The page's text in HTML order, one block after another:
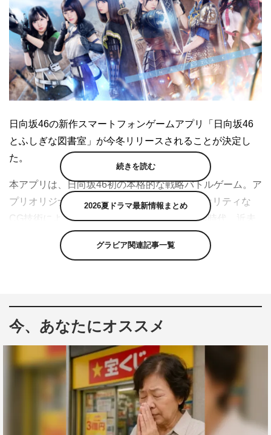
日向坂46の新作スマートフォンゲームアプリ「日向坂46
とふしぎな図書室」が今冬リリースされることが決定し
た。
本アプリは、日向坂46初の本格的な戦略バトルゲーム。ア
プリオリジナルのかわいい衣装から、ハイクオリティな
CG技術によって実現したファンタジー、戦国時代、近未
来などさまざまな世界観の衣装などをまとった日向坂46が
登場。メンバーと一緒に冒険し、絆を深めることで展開す
レゼントされる。
同日オープンとなる公式サイトでは、ティザー映像が解禁
されるほか、ゲーム内で日向坂46のメンバーが通う学校の
学生証を作ることができる“ひな図書”学生証メーカーなど
のコンテンツが公開される。
続きを読む
2026夏ドラマ最新情報まとめ
グラビア関連記事一覧
今、あなたにオススメ